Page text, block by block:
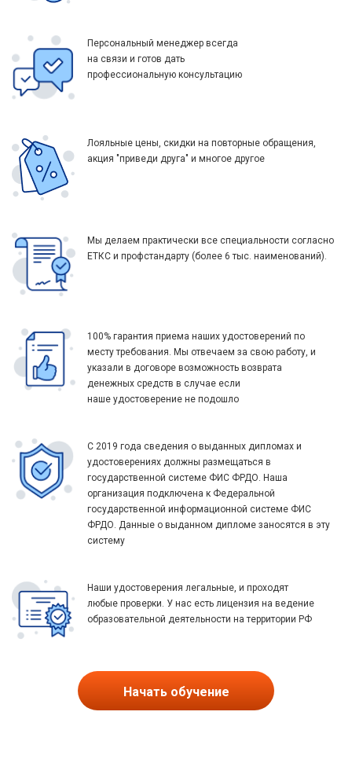
Персональный менеджер всегда
на связи и готов дать
профессиональную консультацию
Лояльные цены, скидки на повторные обращения,
акция "приведи друга" и многое другое
Мы делаем практически все специальности согласно
ЕТКС и профстандарту (более 6 тыс. наименований).
100% гарантия приема наших удостоверений по
месту требования. Мы отвечаем за свою работу, и
указали в договоре возможность возврата
денежных средств в случае если
наше удостоверение не подошло
С 2019 года сведения о выданных дипломах и
удостоверениях должны размещаться в
государственной системе ФИС ФРДО. Наша
организация подключена к Федеральной
государственной информационной системе ФИС
ФРДО. Данные о выданном дипломе заносятся в эту
систему
Наши удостоверения легальные, и проходят
любые проверки. У нас есть лицензия на ведение
образовательной деятельности на территории РФ
Начать обучение